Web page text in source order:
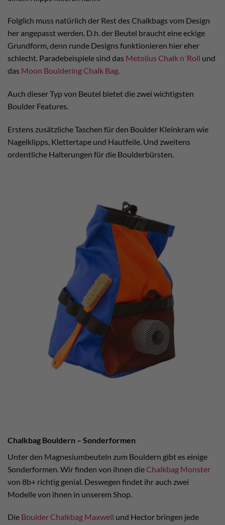
Folglich muss natürlich der Rest des Chalkbags vom Design
her angepasst werden. D.h. der Beutel braucht eine eckige
Grundform, denn runde Designs funktionieren hier eher
schlecht. Paradebeispiele sind das Metolius Chalk n´Roll und
das Moon Bouldering Chalk Bag.
Auch dieser Typ von Beutel bietet die zwei wichtigsten
Boulder Features.
Erstens zusätzliche Taschen für den Boulder Kleinkram wie
Nagelklipps, Klettertape und Hautfeile. Und zweitens
ordentliche Halterungen für die Boulderbürsten.
Chalkbag Bouldern – Sonderformen
Unter den Magnesiumbeuteln zum Bouldern gibt es einige
Sonderformen. Wir finden von ihnen dieChalkbag Monster
von 8b+ richtig genial. Deswegen findet ihr auch zwei
Modelle von ihnen in unserem Shop.
Die Boulder Chalkbag Maxwell und Hector bringen jede